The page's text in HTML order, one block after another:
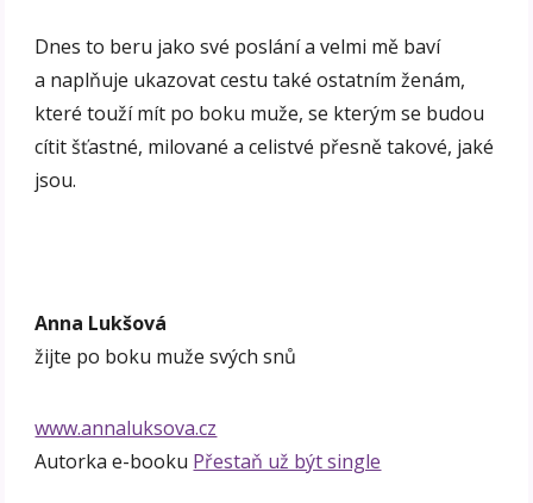
Dnes to beru jako své poslání a velmi mě baví
a naplňuje ukazovat cestu také ostatním ženám,
které touží mít po boku muže, se kterým se budou
cítit šťastné, milované a celistvé přesně takové, jaké
jsou.
Anna Lukšová
žijte po boku muže svých snů
www.annaluksova.cz
Autorka e-booku Přestaň už být single